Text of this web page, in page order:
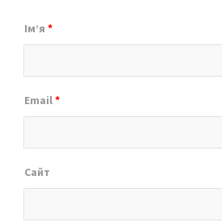
Ім’я *
Email*
Сайт